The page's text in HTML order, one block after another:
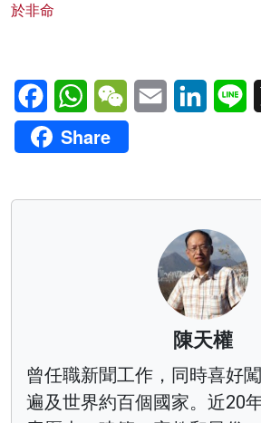
於非命
FacebookWhatsAppWeChatEmail LinkedIn
Share
陳天權
曾任職新聞工作，同時喜好
遍及世界約百個國家。近20